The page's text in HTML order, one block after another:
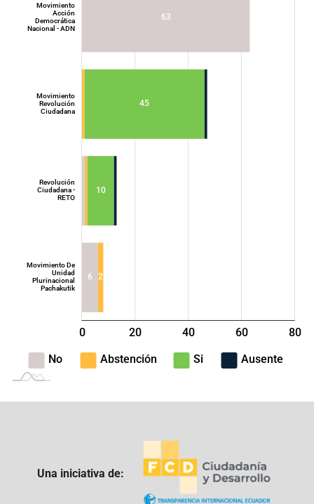
6
63
2
10
45
Movimiento De
Unidad
Plurinacional
Pachakutik
Revolución
Ciudadana -
RETO
Movimiento
Revolución
Ciudadana
Movimiento
Acción
Democrática
Nacional - ADN
L
-40
-20
0 20 40 60 80
100
No
Abstención Si Ausente
Una iniciativa de: